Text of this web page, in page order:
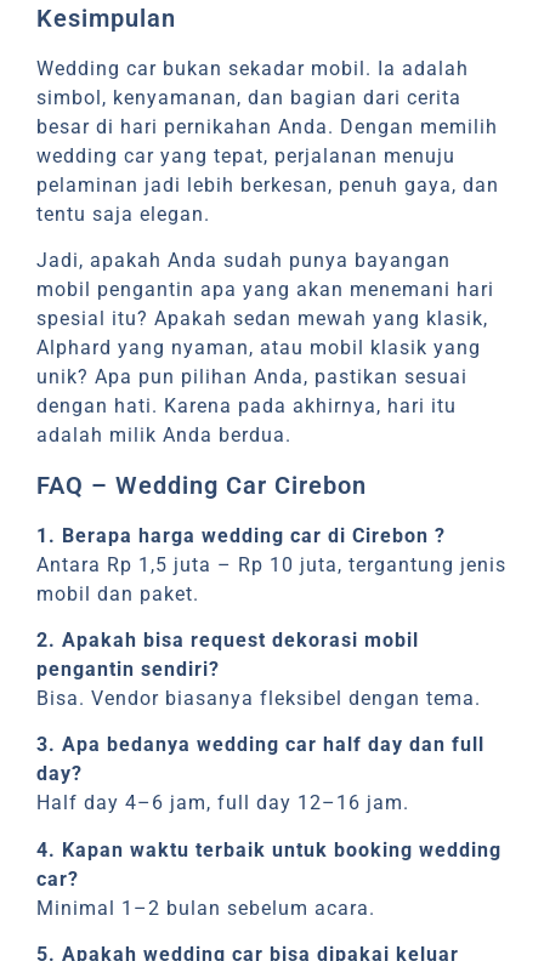
Kesimpulan
Wedding car bukan sekadar mobil. Ia adalah
simbol, kenyamanan, dan bagian dari cerita
besar di hari pernikahan Anda. Dengan memilih
wedding car yang tepat, perjalanan menuju
pelaminan jadi lebih berkesan, penuh gaya, dan
tentu saja elegan.
Jadi, apakah Anda sudah punya bayangan
mobil pengantin apa yang akan menemani hari
spesial itu? Apakah sedan mewah yang klasik,
Alphard yang nyaman, atau mobil klasik yang
unik? Apa pun pilihan Anda, pastikan sesuai
dengan hati. Karena pada akhirnya, hari itu
adalah milik Anda berdua.
FAQ – Wedding Car Cirebon
1. Berapa harga wedding car di Cirebon ?
Antara Rp 1,5 juta – Rp 10 juta, tergantung jenis
mobil dan paket.
2. Apakah bisa request dekorasi mobil
pengantin sendiri?
Bisa. Vendor biasanya fleksibel dengan tema.
3. Apa bedanya wedding car half day dan full
day?
Half day 4–6 jam, full day 12–16 jam.
4. Kapan waktu terbaik untuk booking wedding
car?
Minimal 1–2 bulan sebelum acara.
5. Apakah wedding car bisa dipakai keluar